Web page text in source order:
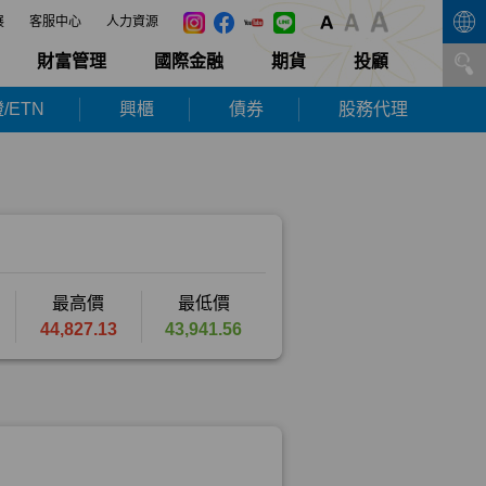
客服中心 人力資源
財富管理 國際金融 期貨 投顧
ETN 興櫃 債券 股務代理